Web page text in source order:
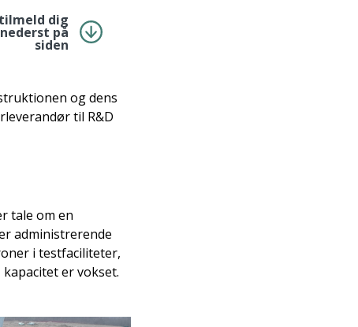
dig
på
siden
og dens
til R&D
tale om en
administrerende
i testfaciliteter,
er vokset.